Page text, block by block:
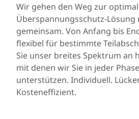
Wir gehen den Weg zur
Überspannungsschutz-Lösung
gemeinsam. Von Anfang bis
flexibel für bestimmte
Sie unser breites Spektrum an
mit denen wir Sie in jeder
unterstützen. Individuell.
Kosteneffizient.